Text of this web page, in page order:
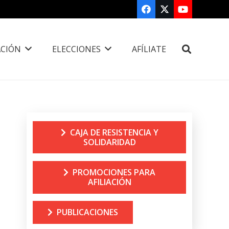
ELECCIONES AFÍLIATE
CAJA DE RESISTENCIA Y
SOLIDARIDAD
PROMOCIONES PARA
AFILIACIÓN
PUBLICACIONES